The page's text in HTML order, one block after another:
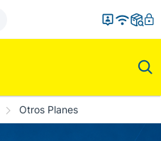
Otros Planes